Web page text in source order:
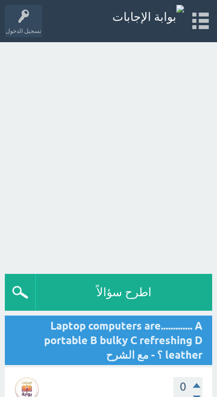
تسجيل الدخول
اطرح سؤالاً
Laptop computers are............. A
portable B bulky C refreshing D
leather ؟ - مع الشرح
0